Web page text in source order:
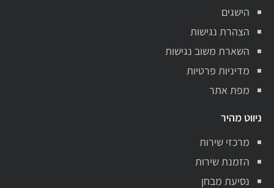
הישגים
הצהרת נגישות
השארת משוב נגישות
מדיניות פרטיות
מפת אתר
ניווט מהיר
מרכזי שירות
הזמנת שירות
נסיעת מבחן